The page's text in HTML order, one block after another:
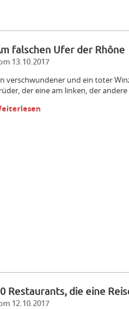
falschen Ufer der Rhône
13.10.2017
verschwundener und ein toter
der eine am linken, der
Restaurants, die eine
12.10.2017